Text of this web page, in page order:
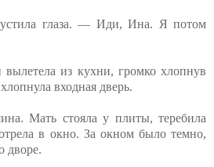
глаза. — Иди, Ина. Я потом
из кухни, громко хлопнув
входная дверь.
Мать стояла у плиты, теребила
в окно. За окном было темно,
дворе.